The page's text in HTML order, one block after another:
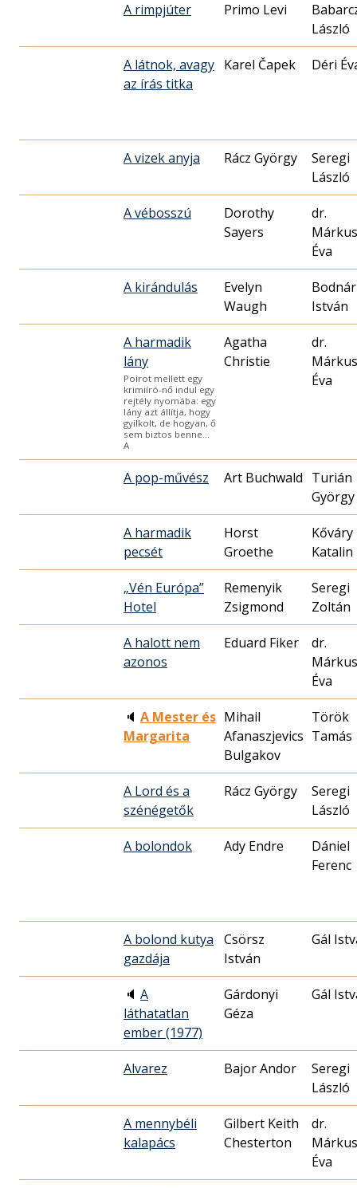
A rimpjúter Primo Levi
László
A látnok, avagy
az írás titka
Karel Čapek Déri
A vizek anyja Rácz György
Seregi
László
A vébosszú
Dorothy
Sayers
dr.
Márkus
Éva
A kirándulás
Evelyn
Waugh
Bodnár
István
A harmadik
lány
Poirot mellett egy
krimiíró-nő indul egy
rejtély nyomába: egy
lány azt állítja, hogy
gyilkolt, de hogyan, ő
sem biztos benne…
A
Agatha
Christie
dr.
Márkus
Éva
A pop-művész Art Buchwald Turián
György
A harmadik
pecsét
Horst
Groethe
Kőváry
Katalin
„Vén Európa”
Hotel
Remenyik
Zsigmond
Seregi
Zoltán
A halott nem
azonos
Eduard Fiker
dr.
Márkus
Éva
🔈 A Mester és
Margarita
Mihail
Afanaszjevics
Bulgakov
Török
Tamás
A Lord és a
szénégetők
Rácz György
Seregi
László
A bolondok Ady Endre
Dániel
Ferenc
A bolond kutya
gazdája
Csörsz
István
Gál
🔈 A
láthatatlan
ember (1977)
Gárdonyi
Géza
Gál
Alvarez Bajor Andor
Seregi
László
A mennybéli
kalapács
Gilbert Keith
Chesterton
dr.
Márkus
Éva